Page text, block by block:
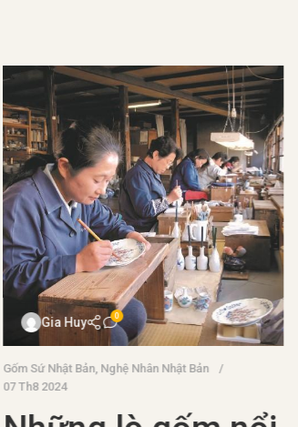
Gia Huy 0
Gốm Sứ Nhật Bản,Nghệ Nhân Nhật Bản
07 Th8 2024